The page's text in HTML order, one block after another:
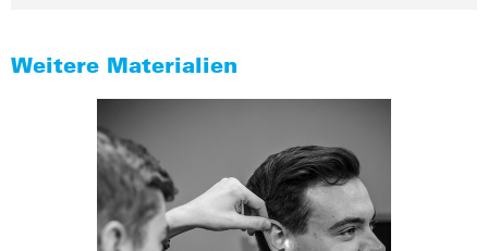
Weitere Materialien